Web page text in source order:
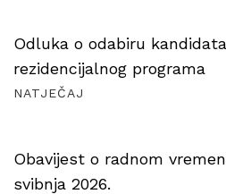
Odluka o odabiru
rezidencijalnog programa
NATJEČAJ
Obavijest o radnom
svibnja 2026.